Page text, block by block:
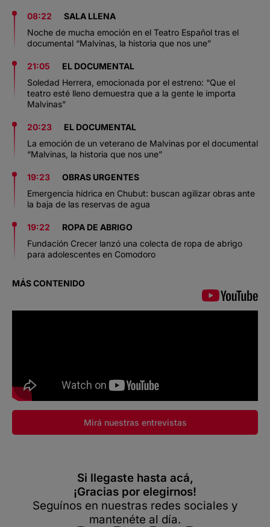
08:22
SALA LLENA
Noche de mucha emoción en el Teatro Español tras el
documental “Malvinas, la historia que nos une”
21:05
EL DOCUMENTAL
Soledad Herrera, emocionada por el estreno: “Que el
teatro esté lleno demuestra que a la gente le importa
Malvinas”
20:23
EL DOCUMENTAL
La emoción de un veterano de Malvinas por el documental
“Malvinas, la historia que nos une”
19:23
OBRAS URGENTES
Emergencia hídrica en Chubut: buscan agilizar obras ante
la baja de las reservas de agua
19:22
ROPA DE ABRIGO
Fundación Crecer lanzó una colecta de ropa de abrigo
para adolescentes en Comodoro
MÁS CONTENIDO
Mirá nuestras entrevistas
Si llegaste hasta acá,
¡Gracias por elegirnos!
Seguínos en nuestras redes sociales y
mantenéte al día.